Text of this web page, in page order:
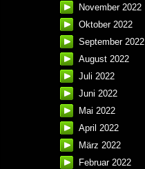
November 2022
Oktober 2022
September 2022
August 2022
Juli 2022
Juni 2022
Mai 2022
April 2022
März 2022
Februar 2022